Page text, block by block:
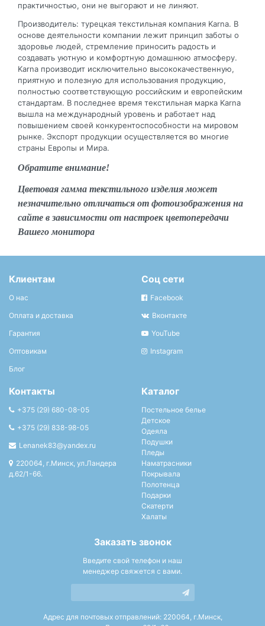
практичностью, они не выгорают и не линяют.
Производитель: турецкая текстильная компания Karna. В
основе деятельности компании лежит принцип заботы о
здоровье людей, стремление приносить радость и
создавать уютную и комфортную домашнюю атмосферу.
Karna производит исключительно высококачественную,
приятную и полезную для использования продукцию,
полностью соответствующую российским и европейским
стандартам. В последнее время текстильная марка Karna
вышла на международный уровень и работает над
повышением своей конкурентоспособности на мировом
рынке. Экспорт продукции осуществляется во многие
страны Европы и Мира.
Обратите внимание!
Цветовая гамма текстильного изделия может
незначительно отличаться от фотоизображения на
сайте в зависимости от настроек цветопередачи
Вашего монитора
Клиентам
О нас
Оплата и доставка
Гарантия
Оптовикам
Блог
Соц сети
Facebook
Вконтакте
YouTube
Instagram
Контакты
+375 (29) 680-08-05
+375 (29) 838-98-05
Lenanek83@yandex.ru
220064, г.Минск, ул.Ландера
д.62/1-66.
Каталог
Постельное белье
Детское
Одеяла
Подушки
Пледы
Наматрасники
Покрывала
Полотенца
Подарки
Скатерти
Халаты
Заказать звонок
Введите свой телефон и наш
менеджер свяжется с вами.
Адрес для почтовых отправлений: 220064, г.Минск,